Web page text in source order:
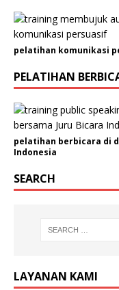
a
n
/
O
r
g
a
n
i
s
s
i
e
pelatihan komunikasi
PELATIHAN
pelatihan berbicara di
Indonesia
SEARCH
LAYANAN KAMI